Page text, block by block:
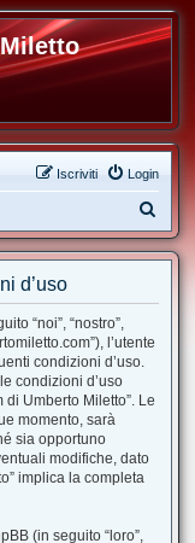
Login
Iscriviti
e
d’uso
“noi”, “nostro”,
l’utente
condizioni d’uso.
condizioni d’uso
Umberto Miletto”. Le
momento, sarà
sia opportuno
modifiche, dato
implica la completa
(in seguito “loro”,